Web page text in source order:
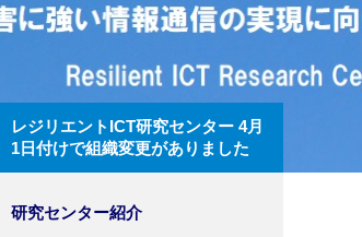
レジリエントICT研究センター 4月
1日付けで組織変更がありました
研究センター紹介